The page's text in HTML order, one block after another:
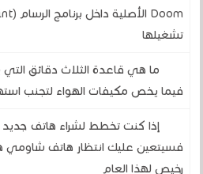
تشغيلها
ما هي قاعدة الثلاث دقائق
فيما يخص مكيفات الهواء لتجنب
إذا كنت تخطط لشراء هاتف جديد
فسيتعين عليك انتظار هاتف
رخيص لهذا العام